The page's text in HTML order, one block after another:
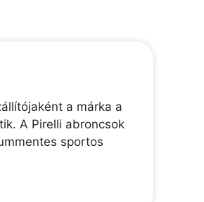
a márka a
A Pirelli abroncsok
sportos